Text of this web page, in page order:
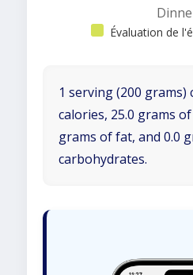
Évaluation de
1 serving (200 grams)
calories, 25.0 grams
grams of fat, and 0.0
carbohydrates.